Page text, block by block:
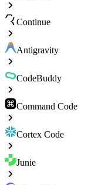
Continue
Antigravity
CodeBuddy
Command Code
Cortex Code
Junie